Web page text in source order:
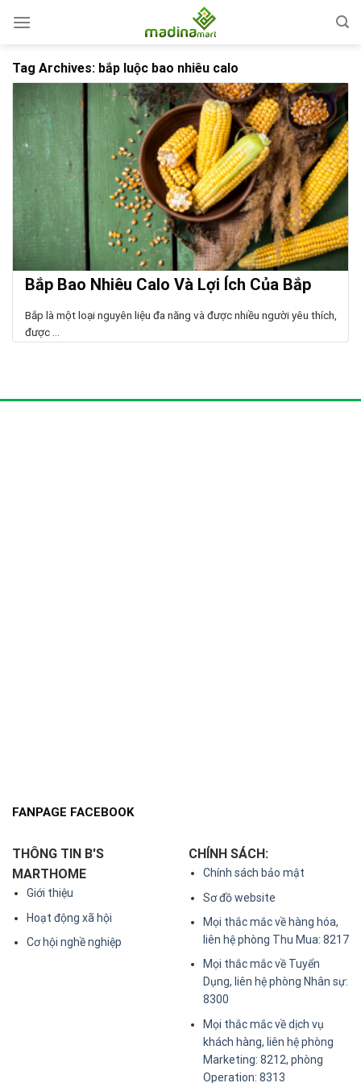
Tag Archives: bắp luộc bao nhiêu calo
Bắp Bao Nhiêu Calo Và Lợi Ích Của Bắp
Bắp là một loại nguyên liệu đa năng và được nhiều người yêu thích,
được ...
FANPAGE FACEBOOK
THÔNG TIN B'S
MARTHOME
Giới thiệu
Hoạt động xã hội
Cơ hội nghề nghiệp
CHÍNH SÁCH:
Chính sách bảo mật
Sơ đồ website
Mọi thắc mắc về hàng hóa,
liên hệ phòng Thu Mua: 8217
Mọi thắc mắc về Tuyển
Dụng, liên hệ phòng Nhân sự:
8300
Mọi thắc mắc về dịch vụ
khách hàng, liên hệ phòng
Marketing: 8212, phòng
Operation: 8313